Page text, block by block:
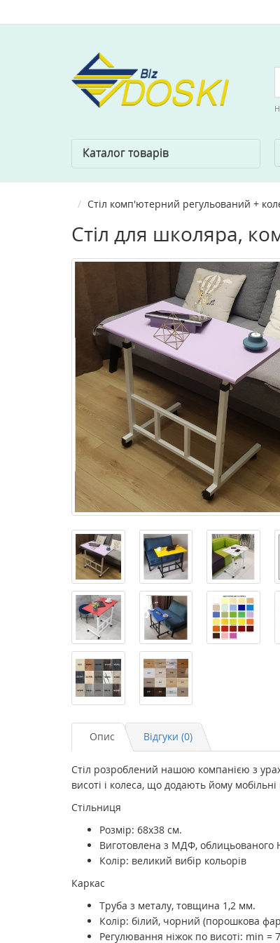
Каталог товарів
Cтіл комп'ютерний регульований +
Стіл для школяра,
Опис Відгуки (0)
Стіл розроблений нашою компанією з
висоті і колеса, що додають йому мобільні
Стільниця
Розмір: 68х38 см.
Виготовлена з МДФ, облицьованого
Колір: великий вибір кольорів
Каркас
Труба з металу, товщина 1,2 мм.
Колір: білий, чорний (порошкова
Регулювання ніжок по висоті: min